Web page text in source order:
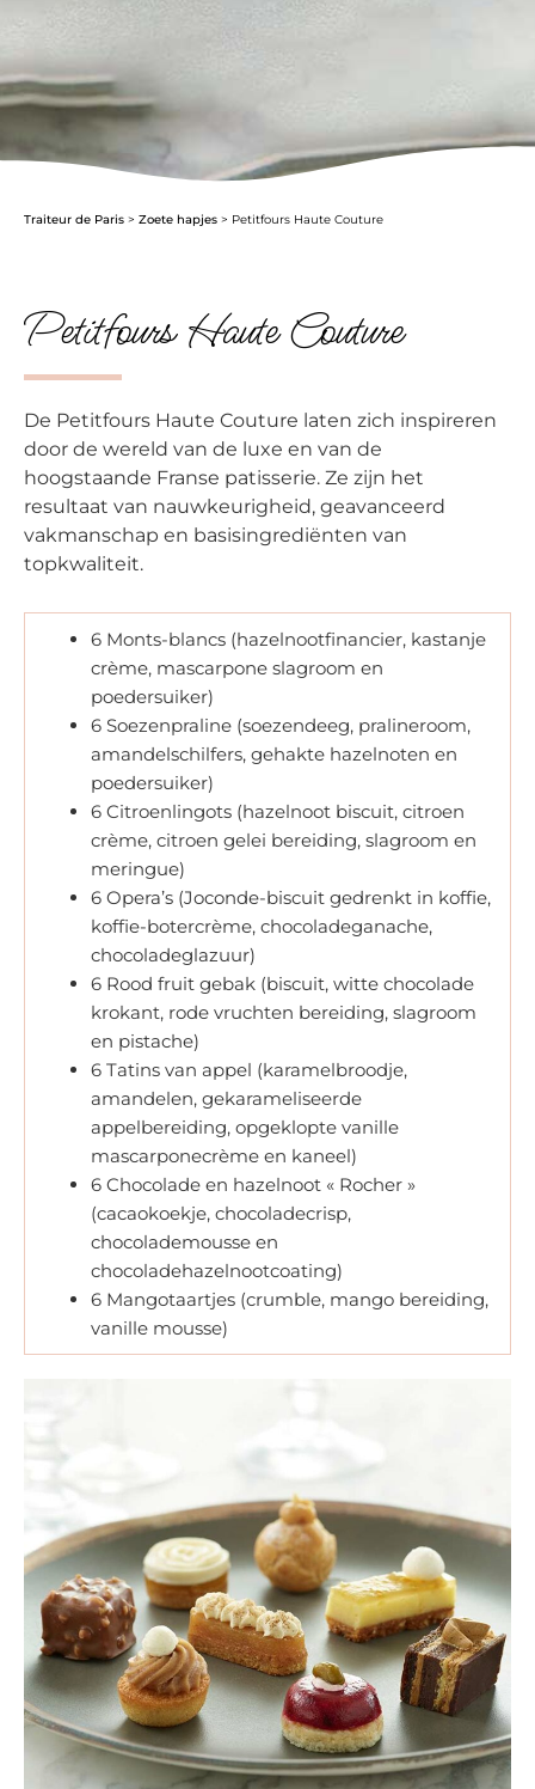
Traiteur de Paris > Zoete hapjes > Petitfours Haute Couture
Petitfours Haute Couture
De Petitfours Haute Couture laten zich inspireren
door de wereld van de luxe en van de
hoogstaande Franse patisserie. Ze zijn het
resultaat van nauwkeurigheid, geavanceerd
vakmanschap en basisingrediënten van
topkwaliteit.
6 Monts-blancs (hazelnootfinancier, kastanje
crème, mascarpone slagroom en
poedersuiker)
6 Soezenpraline (soezendeeg, pralineroom,
amandelschilfers, gehakte hazelnoten en
poedersuiker)
6 Citroenlingots (hazelnoot biscuit, citroen
crème, citroen gelei bereiding, slagroom en
meringue)
6 Opera’s (Joconde-biscuit gedrenkt in koffie,
koffie-botercrème, chocoladeganache,
chocoladeglazuur)
6 Rood fruit gebak (biscuit, witte chocolade
krokant, rode vruchten bereiding, slagroom
en pistache)
6 Tatins van appel (karamelbroodje,
amandelen, gekarameliseerde
appelbereiding, opgeklopte vanille
mascarponecrème en kaneel)
6 Chocolade en hazelnoot « Rocher »
(cacaokoekje, chocoladecrisp,
chocolademousse en
chocoladehazelnootcoating)
6 Mangotaartjes (crumble, mango bereiding,
vanille mousse)